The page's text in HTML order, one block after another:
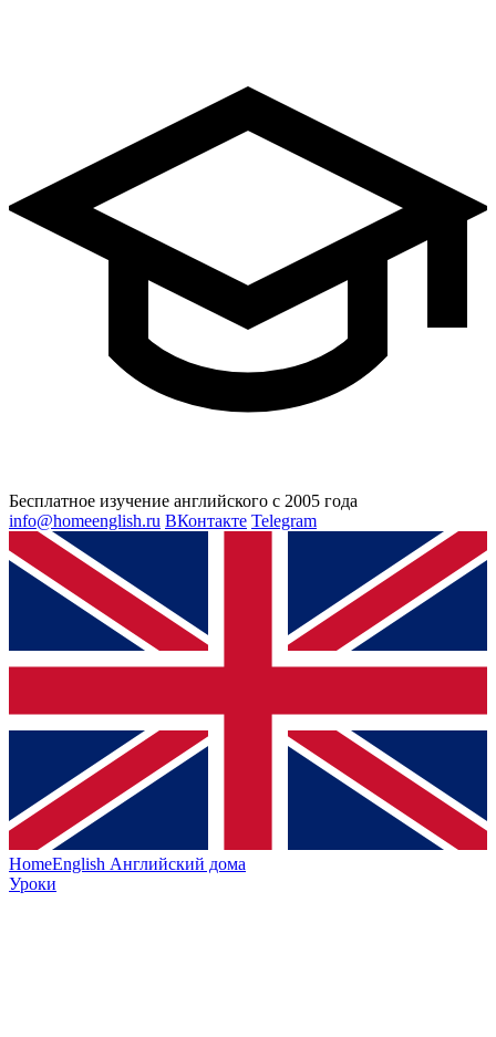
Бесплатное изучение английского с 2005 года
info@homeenglish.ru ВКонтакте Telegram
HomeEnglish Английский дома
Уроки